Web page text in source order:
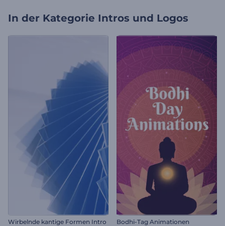
In der Kategorie Intros und Logos
Wirbelnde kantige Formen Intro Bodhi-Tag Animationen